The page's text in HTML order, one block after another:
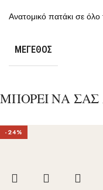
Ανατομικό πατάκι σε
ΜΈΓΕΘΟΣ
ΜΠΟΡΕΙ ΝΑ
-24%